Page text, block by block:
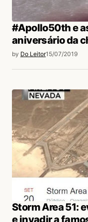
#Apollo50th e
aniversário da
by Do Leitor15/07/2019
Storm Area 51:
e invadir a